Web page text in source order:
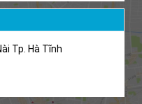
Tp. Hà Tĩnh